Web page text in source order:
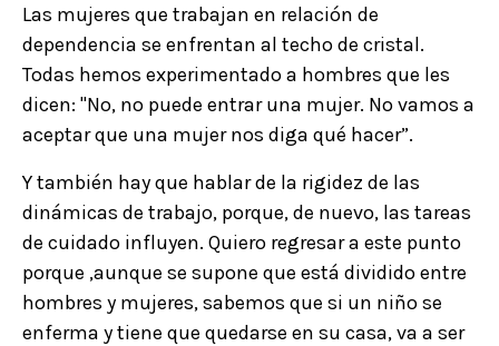
Las mujeres que trabajan en relación de
dependencia se enfrentan al techo de cristal.
Todas hemos experimentado a hombres que les
dicen: "No, no puede entrar una mujer. No vamos a
aceptar que una mujer nos diga qué hacer”.
Y también hay que hablar de la rigidez de las
dinámicas de trabajo, porque, de nuevo, las tareas
de cuidado influyen. Quiero regresar a este punto
porque ,aunque se supone que está dividido entre
hombres y mujeres, sabemos que si un niño se
enferma y tiene que quedarse en su casa, va a ser